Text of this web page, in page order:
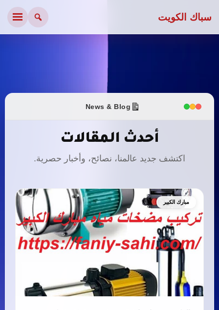
سباك الكويت
News & Blog
أحدث المقالات
اكتشف جديد عالمنا، نصائح، وأخبار حصرية.
مبارك الكبير